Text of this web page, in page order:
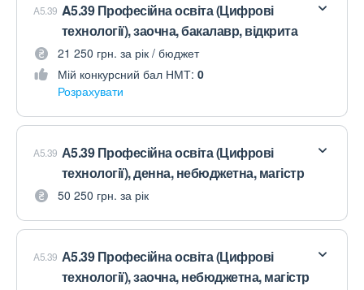
A5.39 A5.39 Професійна освіта (Цифрові
технології), заочна, бакалавр, відкрита
21 250 грн. за рік / бюджет
Мій конкурсний бал НМТ: 0
Розрахувати
A5.39 А5.39 Професійна освіта (Цифрові
технології), денна, небюджетна, магістр
50 250 грн. за рік
A5.39 А5.39 Професійна освіта (Цифрові
технології), заочна, небюджетна, магістр